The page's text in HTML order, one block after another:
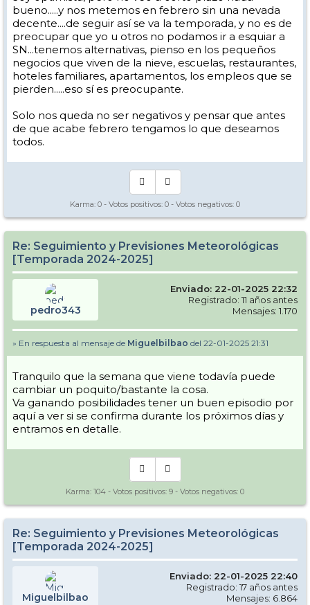
Espero que este post ayude a los que no somos muy fieras en esto de
la metereologia, y sobre todo a tener un poco más de independencia
que al pobre Pedro lo tenemos explotao
bueno.....y nos metemos en febrero sin una nevada
decente....de seguir así se va la temporada, y no es de
preocupar que yo u otros no podamos ir a esquiar a
SN...tenemos alternativas, pienso en los pequeños
negocios que viven de la nieve, escuelas, restaurantes,
hoteles familiares, apartamentos, los empleos que se
pierden.....eso sí es preocupante.
Solo nos queda no ser negativos y pensar que antes
de que acabe febrero tengamos lo que deseamos
todos.
Karma: 0 - Votos positivos: 0 - Votos negativos: 0
Re: Seguimiento y Previsiones Meteorológicas
[Temporada 2024-2025]
pedro343
Enviado: 22-01-2025 22:32
Registrado: 11 años antes
Mensajes: 1.170
» En respuesta al mensaje de Miguelbilbao del 22-01-2025 21:31
Tranquilo que la semana que viene todavía puede
cambiar un poquito/bastante la cosa.
Va ganando posibilidades tener un buen episodio por
aquí a ver si se confirma durante los próximos días y
entramos en detalle.
Karma: 104 - Votos positivos: 9 - Votos negativos: 0
Re: Seguimiento y Previsiones Meteorológicas
[Temporada 2024-2025]
Miguelbilbao
Enviado: 22-01-2025 22:40
Registrado: 17 años antes
Mensajes: 6.864